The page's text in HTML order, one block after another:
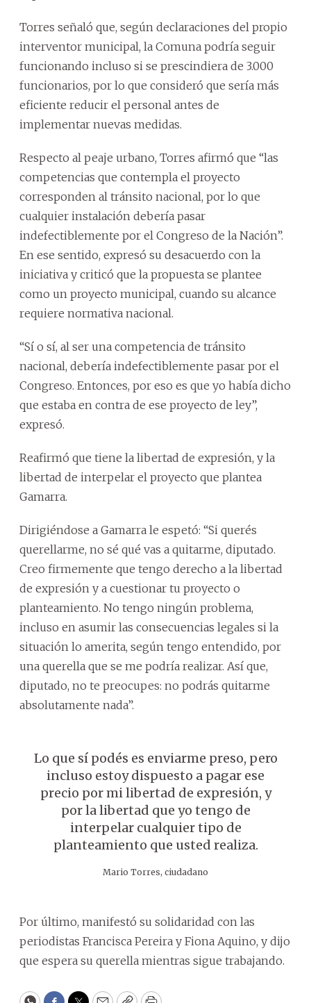
Torres señaló que, según declaraciones del propio
interventor municipal, la Comuna podría seguir
funcionando incluso si se prescindiera de 3.000
funcionarios, por lo que consideró que sería más
eficiente reducir el personal antes de
implementar nuevas medidas.
Respecto al peaje urbano, Torres afirmó que “las
competencias que contempla el proyecto
corresponden al tránsito nacional, por lo que
cualquier instalación debería pasar
indefectiblemente por el Congreso de la Nación”.
En ese sentido, expresó su desacuerdo con la
iniciativa y criticó que la propuesta se plantee
como un proyecto municipal, cuando su alcance
requiere normativa nacional.
“Sí o sí, al ser una competencia de tránsito
nacional, debería indefectiblemente pasar por el
Congreso. Entonces, por eso es que yo había dicho
que estaba en contra de ese proyecto de ley”,
expresó.
Reafirmó que tiene la libertad de expresión, y la
libertad de interpelar el proyecto que plantea
Gamarra.
Dirigiéndose a Gamarra le espetó: “Si querés
querellarme, no sé qué vas a quitarme, diputado.
Creo firmemente que tengo derecho a la libertad
de expresión y a cuestionar tu proyecto o
planteamiento. No tengo ningún problema,
incluso en asumir las consecuencias legales si la
situación lo amerita, según tengo entendido, por
una querella que se me podría realizar. Así que,
diputado, no te preocupes: no podrás quitarme
absolutamente nada”.
Lo que sí podés es enviarme preso, pero
incluso estoy dispuesto a pagar ese
precio por mi libertad de expresión, y
por la libertad que yo tengo de
interpelar cualquier tipo de
planteamiento que usted realiza.
Mario Torres, ciudadano
Por último, manifestó su solidaridad con las
periodistas Francisca Pereira y Fiona Aquino, y dijo
que espera su querella mientras sigue trabajando.